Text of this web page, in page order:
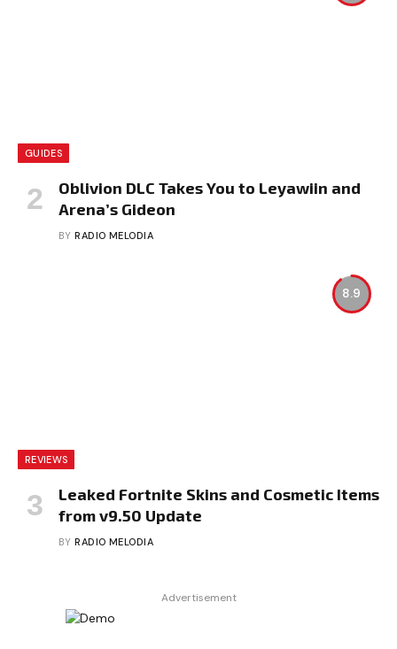
GUIDES
Oblivion DLC Takes You to Leyawiin and
Arena’s Gideon
BY RADIO MELODIA
8.9
REVIEWS
Leaked Fortnite Skins and Cosmetic Items
from v9.50 Update
BY RADIO MELODIA
Advertisement